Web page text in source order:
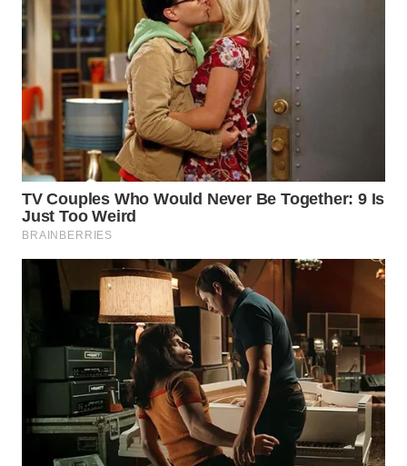
WN
MANDALIKA
WN
LIKUPANG
WN
LABUANBAJO
WN
BORNEO
WAHANA
NEWS
WAHANA